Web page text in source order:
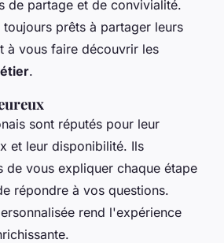
de partage et de convivialité.
toujours prêts à partager leurs
à vous faire découvrir les
.
sont réputés pour leur
et leur disponibilité. Ils
de vous expliquer chaque étape
répondre à vos questions.
rend l'expérience